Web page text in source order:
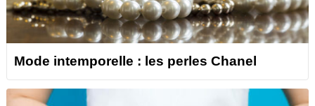
Mode intemporelle : les perles Chanel